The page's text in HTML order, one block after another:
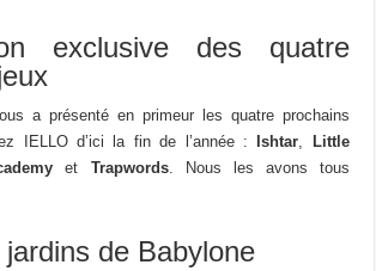
exclusive des quatre
a présenté en primeur les quatre prochains
IELLO d’ici la fin de l’année :Ishtar
Little
et Trapwords. Nous les avons tous
de Babylone